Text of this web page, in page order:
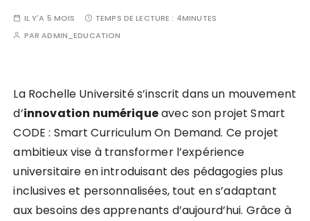
IL Y'A 5 MOIS TEMPS DE LECTURE : 4MINUTES
PARADMIN_EDUCATION
La Rochelle Université s’inscrit dans un mouvement
d’innovation numériqueavec son projet Smart
CODE : Smart Curriculum On Demand. Ce projet
ambitieux vise à transformer l’expérience
universitaire en introduisant des pédagogies plus
inclusives et personnalisées, tout en s’adaptant
aux besoins des apprenants d’aujourd’hui. Grâce à